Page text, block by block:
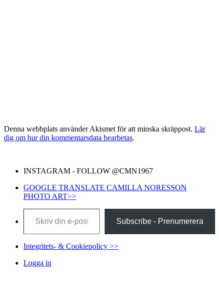
Denna webbplats använder Akismet för att minska skräppost. Lär
dig om hur din kommentarsdata bearbetas.
INSTAGRAM - FOLLOW @CMN1967
GOOGLE TRANSLATE CAMILLA NORESSON
PHOTO ART>>
Skriv din e-post …
Subscribe - Prenumerera
Integritets- & Cookiepolicy >>
Logga in